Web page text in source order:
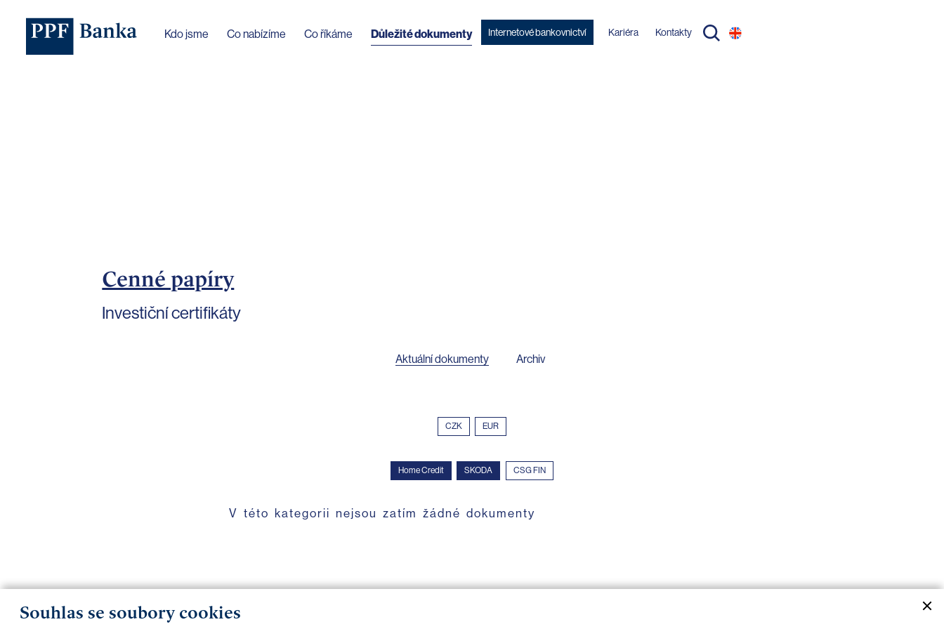
Souhlas se soubory cookies
Kdo jsme Co nabízíme Co říkáme Důležité dokumenty Internetové bankovnictví Kariéra Kontakty
Cenné papíry
Investiční certifikáty
Aktuální dokumenty Archiv
CZK EUR
Home Credit SKODA CSG FIN
V této kategorii nejsou zatím žádné dokumenty